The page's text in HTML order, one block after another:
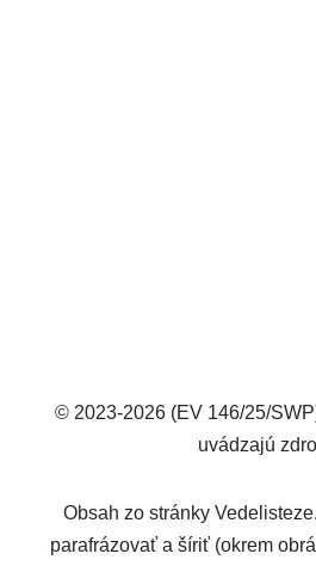
© 2023-2026 (EV 146/25/
uvádzajú
Obsah zo stránky
parafrázovať a šíriť (okrem